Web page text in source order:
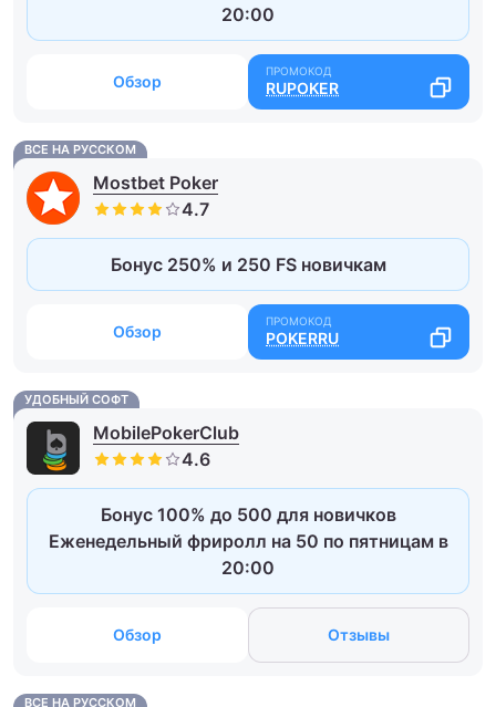
20:00
Обзор RUPOKER
ВСЕ НА РУССКОМ
Mostbet Poker
Бонус 250% и 250 FS новичкам
Обзор POKERRU
УДОБНЫЙ СОФТ
MobilePokerClub
Бонус 100% до 500 для новичков
Еженедельный фриролл на 50 по пятницам в
20:00
Обзор Отзывы
ВСЕ НА РУССКОМ